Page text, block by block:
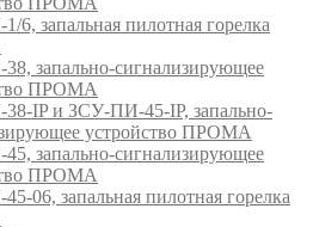
6, запальная пилотная горелка
запально-сигнализирующее
ПРОМА
IP и ЗСУ-ПИ-45-IP, запально-
устройство ПРОМА
запально-сигнализирующее
ПРОМА
06, запальная пилотная горелка